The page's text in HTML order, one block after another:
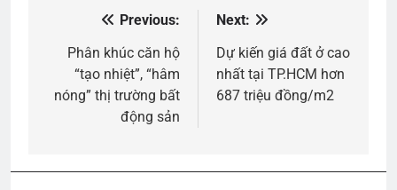
hướng
bài
Previous:
Phân khúc căn hộ
“tạo nhiệt”, “hâm
nóng” thị trường bất
động sản
Next:
Dự kiến giá đất ở cao
nhất tại TP.HCM hơn
687 triệu đồng/m2